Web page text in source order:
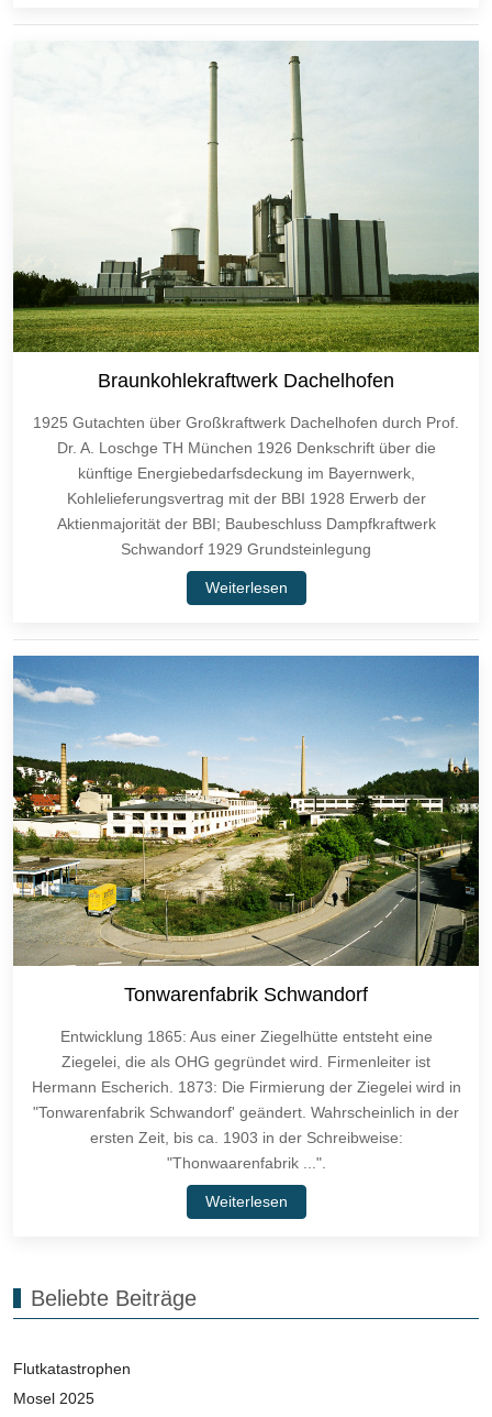
Braunkohlekraftwerk Dachelhofen
1925 Gutachten über Großkraftwerk Dachelhofen durch Prof.
Dr. A. Loschge TH München 1926 Denkschrift über die
künftige Energiebedarfsdeckung im Bayernwerk,
Kohlelieferungsvertrag mit der BBI 1928 Erwerb der
Aktienmajorität der BBI; Baubeschluss Dampfkraftwerk
Schwandorf 1929 Grundsteinlegung
Weiterlesen
Tonwarenfabrik Schwandorf
Entwicklung 1865: Aus einer Ziegelhütte entsteht eine
Ziegelei, die als OHG gegründet wird. Firmenleiter ist
Hermann Escherich. 1873: Die Firmierung der Ziegelei wird in
"Tonwarenfabrik Schwandorf' geändert. Wahrscheinlich in der
ersten Zeit, bis ca. 1903 in der Schreibweise:
"Thonwaarenfabrik ...".
Weiterlesen
Beliebte Beiträge
Flutkatastrophen
Mosel 2025